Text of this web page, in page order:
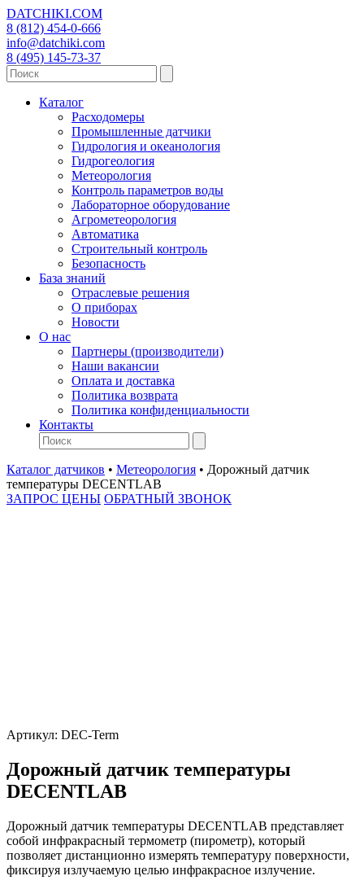
DATCHIKI.COM
8 (812) 454-0-666
info@datchiki.com
8 (495) 145-73-37
Каталог
Расходомеры
Промышленные датчики
Гидрология и океанология
Гидрогеология
Метеорология
Контроль параметров воды
Лабораторное оборудование
Агрометеорология
Автоматика
Строительный контроль
Безопасность
База знаний
Отраслевые решения
О приборах
Новости
О нас
Партнеры (производители)
Наши вакансии
Оплата и доставка
Политика возврата
Политика конфиденциальности
Контакты
Каталог датчиков • Метеорология • Дорожный датчик
температуры DECENTLAB
ЗАПРОС ЦЕНЫ ОБРАТНЫЙ ЗВОНОК
Артикул: DEC-Term
Дорожный датчик температуры
DECENTLAB
Дорожный датчик температуры DECENTLAB представляет
собой инфракрасный термометр (пирометр), который
позволяет дистанционно измерять температуру поверхности,
фиксируя излучаемую целью инфракрасное излучение.